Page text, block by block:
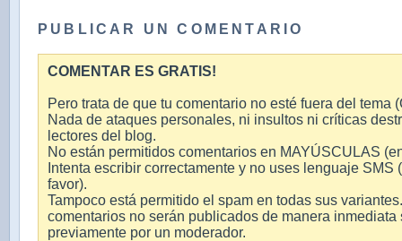
PUBLICAR UN COMENTARIO
COMENTAR ES GRATIS!
Pero trata de que tu comentario no esté fuera del tema
Nada de ataques personales, ni insultos ni críticas
lectores del blog.
No están permitidos comentarios en MAYÚSCULAS
Intenta escribir correctamente y no uses lenguaje
favor).
Tampoco está permitido el spam en todas sus
comentarios no serán publicados de manera inmediata
previamente por un moderador.